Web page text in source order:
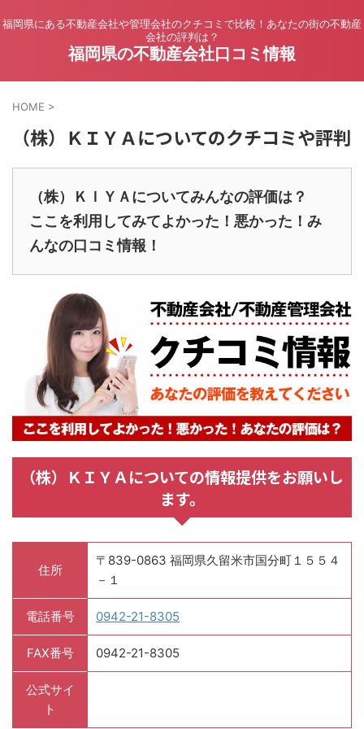
福岡県にある不動産会社や管理会社のクチコミで比較！あなたの街の不動産
会社の評判は？
福岡県の不動産会社口コミ情報
HOME >
（株）ＫＩＹＡについてのクチコミや評判
（株）ＫＩＹＡについてみんなの評価は？
ここを利用してみてよかった！悪かった！み
んなの口コミ情報！
（株）ＫＩＹＡについての情報提供をお願いし
ます。
住所
〒839-0863 福岡県久留米市国分町１５５４
－１
電話番号 0942-21-8305
FAX番号 0942-21-8305
公式サイ
ト